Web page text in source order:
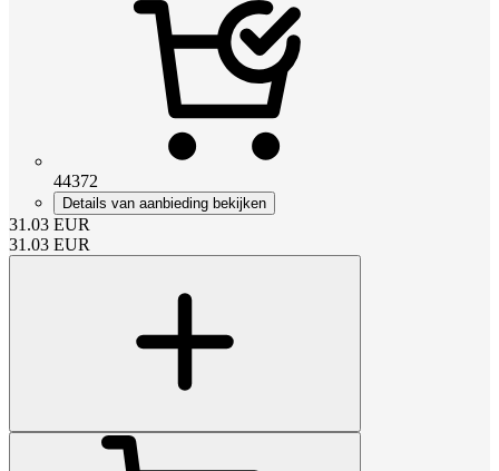
44372
Details van aanbieding bekijken
31.03 EUR
31.03 EUR